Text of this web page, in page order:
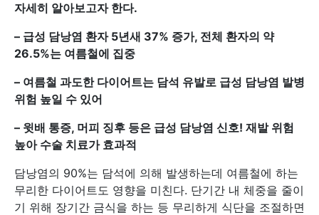
자세히 알아보고자 한다.
– 급성 담낭염 환자 5년새 37% 증가, 전체 환자의 약
26.5%는 여름철에 집중
– 여름철 과도한 다이어트는 담석 유발로 급성 담낭염 발병
위험 높일 수 있어
– 윗배 통증, 머피 징후 등은 급성 담낭염 신호! 재발 위험
높아 수술 치료가 효과적
담낭염의 90%는 담석에 의해 발생하는데 여름철에 하는
무리한 다이어트도 영향을 미친다. 단기간 내 체중을 줄이
기 위해 장기간 금식을 하는 등 무리하게 식단을 조절하면